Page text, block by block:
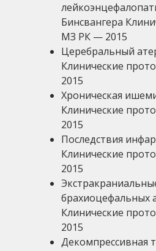
Бинсвангера
МЗ РК — 2015
Церебральный
Клинические
2015
Хроническая
Клинические
2015
Последствия
Клинические
2015
брахиоцефальных
Клинические
2015
Декомпрессивная